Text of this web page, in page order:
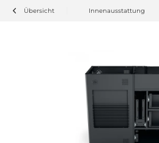
Übersicht Innenausstattung